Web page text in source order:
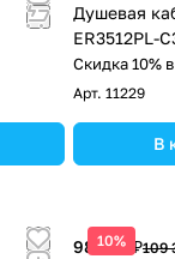
Душевая
ER3512PL-
Скидка 10%
Арт. 11229
В
10%
98 370 ₽109